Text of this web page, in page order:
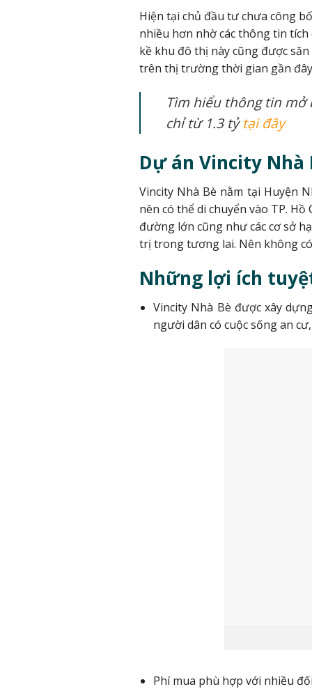
Hiện tại chủ đầu tư chưa công
nhiều hơn nhờ các thông tin
kề khu đô thị này cũng được
trên thị trường thời gian gần
Tìm hiểu thông tin mở
chỉ từ 1.3 tỷtại đây
Dự án Vincity Nhà
Vincity Nhà Bè nằm tại Huyện
nên có thể di chuyển vào TP.
đường lớn cũng như các cơ sở
trị trong tương lai. Nên không
Những lợi ích
Vincity Nhà Bè được xây
người dân có cuộc sống an
Phí mua phù hợp với nhiều